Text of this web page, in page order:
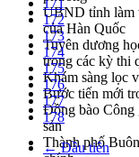
UBND tỉnh làm
của Hàn Quốc
Tuyên dương
trong các kỳ thi
Khám sàng lọc
Bước tiến mới
Đồng bào Công
sản
Thành phố
171
172
173
174
175
176
177
178
← Đầu tiên